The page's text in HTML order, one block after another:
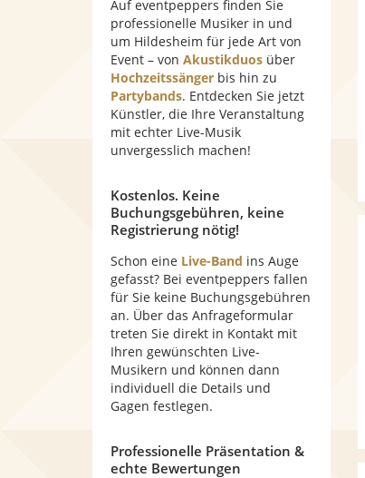
Auf eventpeppers finden Sie
professionelle Musiker in und
um Hildesheim für jede Art von
Event – von Akustikduos über
Hochzeitssänger bis hin zu
Partybands. Entdecken Sie jetzt
Künstler, die Ihre Veranstaltung
mit echter Live-Musik
unvergesslich machen!
Kostenlos. Keine
Buchungsgebühren, keine
Registrierung nötig!
Schon eine Live-Band ins Auge
gefasst? Bei eventpeppers fallen
für Sie keine Buchungsgebühren
an. Über das Anfrageformular
treten Sie direkt in Kontakt mit
Ihren gewünschten Live-
Musikern und können dann
individuell die Details und
Gagen festlegen.
Professionelle Präsentation &
echte Bewertungen